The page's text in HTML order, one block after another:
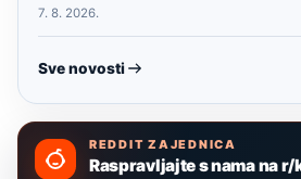
7. 8. 2026.
Sve novosti
REDDIT ZAJEDNICA
Raspravljajte s nama na